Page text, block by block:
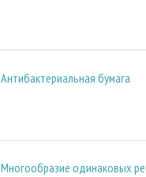
Антибактериальная бумага
Многообразие одинаковых